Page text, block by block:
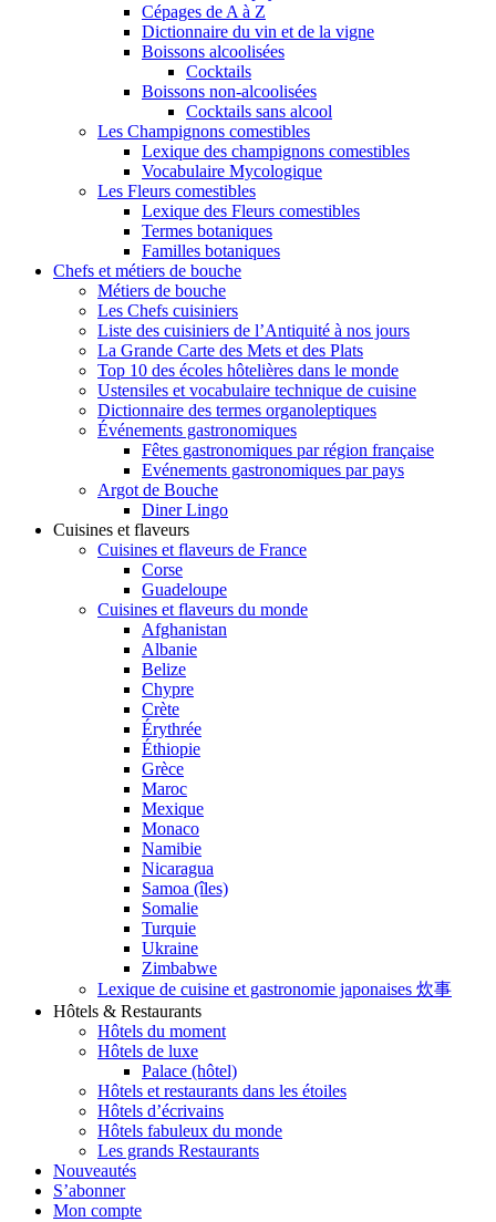
Cépages de A à Z
Dictionnaire du vin et de la vigne
Boissons alcoolisées
Cocktails
Boissons non-alcoolisées
Cocktails sans alcool
Les Champignons comestibles
Lexique des champignons comestibles
Vocabulaire Mycologique
Les Fleurs comestibles
Lexique des Fleurs comestibles
Termes botaniques
Familles botaniques
Chefs et métiers de bouche
Métiers de bouche
Les Chefs cuisiniers
Liste des cuisiniers de l’Antiquité à nos jours
La Grande Carte des Mets et des Plats
Top 10 des écoles hôtelières dans le monde
Ustensiles et vocabulaire technique de cuisine
Dictionnaire des termes organoleptiques
Événements gastronomiques
Fêtes gastronomiques par région française
Evénements gastronomiques par pays
Argot de Bouche
Diner Lingo
Cuisines et flaveurs
Cuisines et flaveurs de France
Corse
Guadeloupe
Cuisines et flaveurs du monde
Afghanistan
Albanie
Belize
Chypre
Crète
Érythrée
Éthiopie
Grèce
Maroc
Mexique
Monaco
Namibie
Nicaragua
Samoa (îles)
Somalie
Turquie
Ukraine
Zimbabwe
Lexique de cuisine et gastronomie japonaises 炊事
Hôtels & Restaurants
Hôtels du moment
Hôtels de luxe
Palace (hôtel)
Hôtels et restaurants dans les étoiles
Hôtels d’écrivains
Hôtels fabuleux du monde
Les grands Restaurants
Nouveautés
S’abonner
Mon compte